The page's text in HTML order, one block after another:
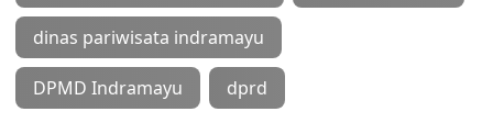
dinas pariwisata indramayu
DPMD Indramayu dprd